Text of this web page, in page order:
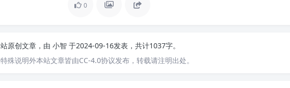
0
原创文章，由 小智 于2024-09-16发表，共计1037字。
殊说明外本站文章皆由CC-4.0协议发布，转载请注明出处。